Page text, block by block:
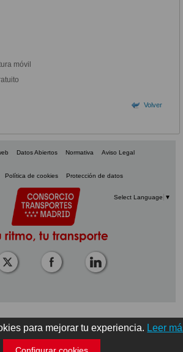
para mejorar tu experiencia. Leer
Configurar cookies
móvil
Volver
Datos Abiertos Normativa Aviso Legal
Política de cookies Protección de datos
Select Language ▼